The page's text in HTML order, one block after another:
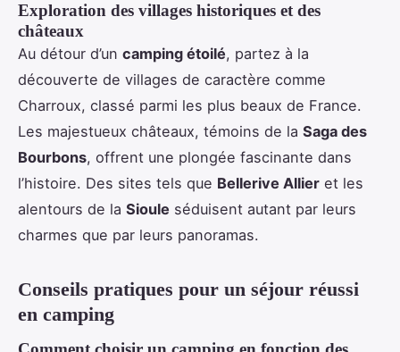
Exploration des villages historiques et des
châteaux
Au détour d’un camping étoilé, partez à la
découverte de villages de caractère comme
Charroux, classé parmi les plus beaux de France.
Les majestueux châteaux, témoins de la Saga des
Bourbons, offrent une plongée fascinante dans
l’histoire. Des sites tels que Bellerive Allier et les
alentours de la Sioule séduisent autant par leurs
charmes que par leurs panoramas.
Conseils pratiques pour un séjour réussi
en camping